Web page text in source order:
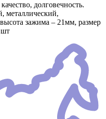
долговечность.
металлический,
зажима – 21мм, размер
шт